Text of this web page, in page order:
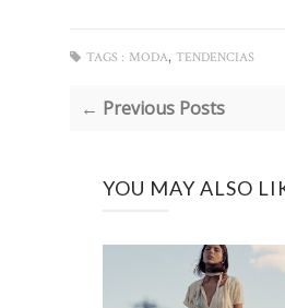
TAGS : MODA, TENDENCIAS
← Previous Posts
YOU MAY ALSO